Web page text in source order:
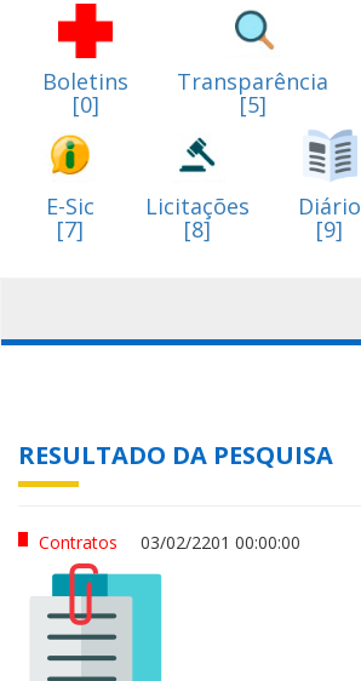
Boletins
[0]
Transparência
[5]
E-Sic
[7]
Licitações
[8]
Diário
[9]
RESULTADO DA PESQUISA
Contratos 03/02/2201 00:00:00